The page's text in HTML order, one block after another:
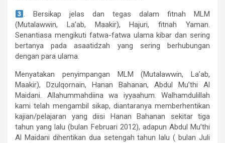
. Bersikap jelas dan tegas dalam fitnah MLM
(Mutalawwin, La’ab, Maakir), Hajuri, fitnah Yaman.
Senantiasa mengikuti fatwa-fatwa ulama kibar dan sering
bertanya pada asaatidzah yang sering berhubungan
dengan para ulama.
Menyatakan penyimpangan MLM (Mutalawwin, La’ab,
Maakir), Dzulqornain, Hanan Bahanan, Abdul Mu’thi Al
Maidani. Allahummahdiina wa iyyaahum. Walhamdulillah
kami telah mengambil sikap, diantaranya memberhentikan
kajian/pelajaran yang diisi Hanan Bahanan sekitar tiga
tahun yang lalu (bulan Februari 2012), adapun Abdul Mu’thi
Al Maidani dihentikan dua setengah tahun lalu ( bulan Juli